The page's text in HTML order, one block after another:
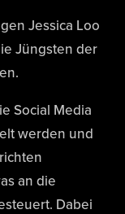
Jessica Loo
Jüngsten der
Social Media
werden und
an die
Dabei